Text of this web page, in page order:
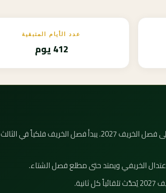
عدد الأيام المتبقية
412 يوم
كم باقي على الخريف 2027؟ العداد التنازلي أعلاه يوضح بدقة عدد الأيام والساعات المتبقية على فصل الخريف 2027. يبدأ فصل الخريف فلكياً في الثالث